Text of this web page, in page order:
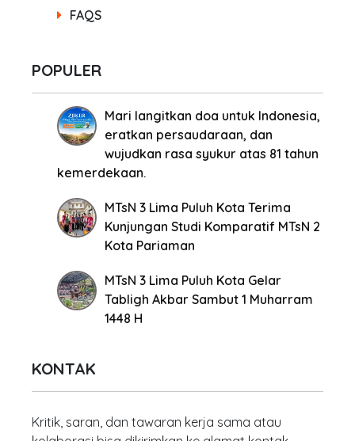
FAQS
POPULER
Mari langitkan doa untuk Indonesia,
eratkan persaudaraan, dan
wujudkan rasa syukur atas 81 tahun
kemerdekaan.
MTsN 3 Lima Puluh Kota Terima
Kunjungan Studi Komparatif MTsN 2
Kota Pariaman
MTsN 3 Lima Puluh Kota Gelar
Tabligh Akbar Sambut 1 Muharram
1448 H
KONTAK
Kritik, saran, dan tawaran kerja sama atau